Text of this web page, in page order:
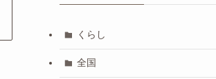
くらし
全国